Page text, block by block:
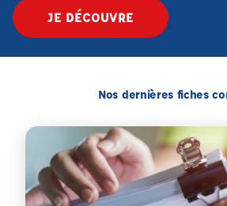
JE DÉCOUVRE
Nos dernières fiches